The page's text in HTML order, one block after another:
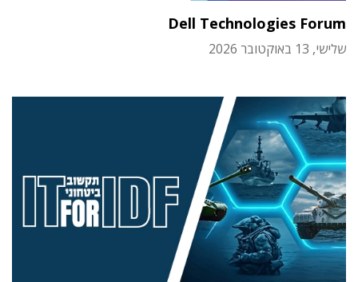
Dell Technologies Forum
שלישי, 13 באוקטובר 2026